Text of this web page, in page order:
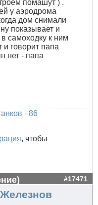
помашут ) .
у аэродрома
дом снимали
показывает и
самоходку к ним
и говорит папа
нет - папа
- 86
, чтобы
#17471